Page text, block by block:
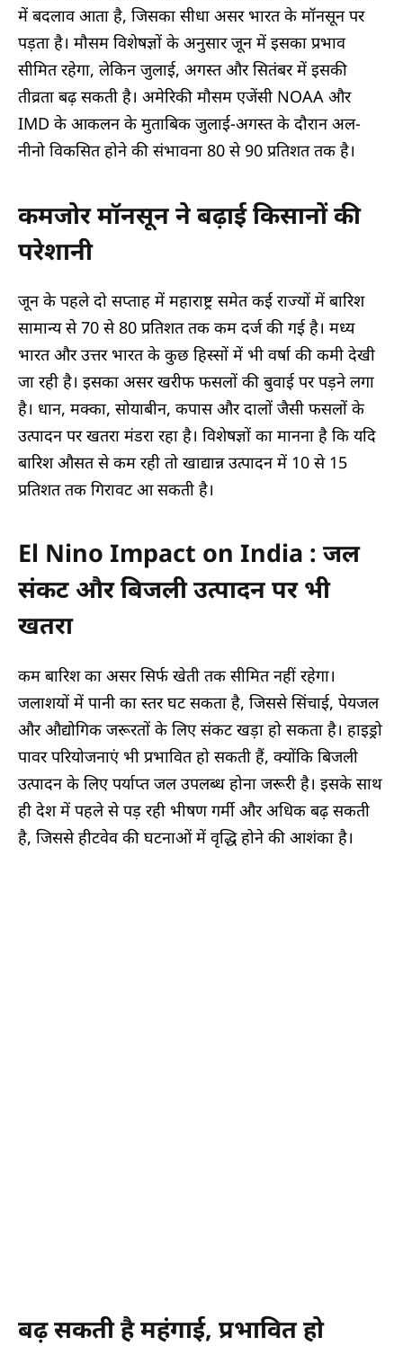
में बदलाव आता है, जिसका सीधा असर भारत के मॉनसून पर
पड़ता है। मौसम विशेषज्ञों के अनुसार जून में इसका प्रभाव
सीमित रहेगा, लेकिन जुलाई, अगस्त और सितंबर में इसकी
तीव्रता बढ़ सकती है। अमेरिकी मौसम एजेंसी NOAA और
IMD के आकलन के मुताबिक जुलाई-अगस्त के दौरान अल-
नीनो विकसित होने की संभावना 80 से 90 प्रतिशत तक है।
कमजोर मॉनसून ने बढ़ाई किसानों की
परेशानी
जून के पहले दो सप्ताह में महाराष्ट्र समेत कई राज्यों में बारिश
सामान्य से 70 से 80 प्रतिशत तक कम दर्ज की गई है। मध्य
भारत और उत्तर भारत के कुछ हिस्सों में भी वर्षा की कमी देखी
जा रही है। इसका असर खरीफ फसलों की बुवाई पर पड़ने लगा
है। धान, मक्का, सोयाबीन, कपास और दालों जैसी फसलों के
उत्पादन पर खतरा मंडरा रहा है। विशेषज्ञों का मानना है कि यदि
बारिश औसत से कम रही तो खाद्यान्न उत्पादन में 10 से 15
प्रतिशत तक गिरावट आ सकती है।
El Nino Impact on India : जल
संकट और बिजली उत्पादन पर भी
खतरा
कम बारिश का असर सिर्फ खेती तक सीमित नहीं रहेगा।
जलाशयों में पानी का स्तर घट सकता है, जिससे सिंचाई, पेयजल
और औद्योगिक जरूरतों के लिए संकट खड़ा हो सकता है। हाइड्रो
पावर परियोजनाएं भी प्रभावित हो सकती हैं, क्योंकि बिजली
उत्पादन के लिए पर्याप्त जल उपलब्ध होना जरूरी है। इसके साथ
ही देश में पहले से पड़ रही भीषण गर्मी और अधिक बढ़ सकती
है, जिससे हीटवेव की घटनाओं में वृद्धि होने की आशंका है।
बढ़ सकती है महंगाई, प्रभावित हो